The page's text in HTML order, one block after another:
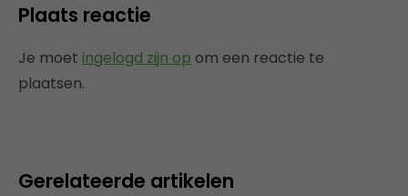
Plaats reactie
Je moet ingelogd zijn op om een reactie te
plaatsen.
Gerelateerde artikelen